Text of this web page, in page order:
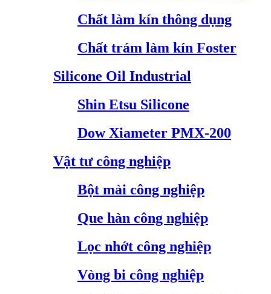
Chất làm kín thông dụng
Chất trám làm kín Foster
Silicone Oil Industrial
Shin Etsu Silicone
Dow Xiameter PMX-200
Vật tư công nghiệp
Bột mài công nghiệp
Que hàn công nghiệp
Lọc nhớt công nghiệp
Vòng bi công nghiệp